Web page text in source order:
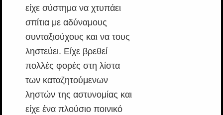
είχε σύστημα να χτυπάει
σπίτια με αδύναμους
συνταξιούχους και να τους
ληστεύει. Είχε βρεθεί
πολλές φορές στη λίστα
των καταζητούμενων
ληστών της αστυνομίας και
είχε ένα πλούσιο ποινικό